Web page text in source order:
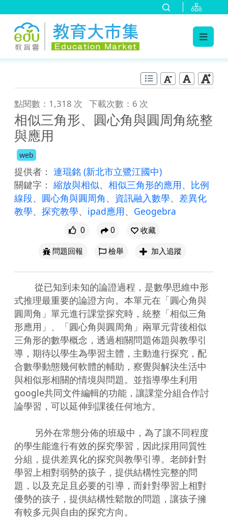
點閱數：1,318 次 下載次數：6 次
相似三角形、圓心角與圓周角統整
與應用
web
提供者： 連琨銘 (新北市立鷺江國中)
關鍵字： 縮放與相似、 相似三角形的應用、 比例
線段、 圓心角與圓周角 、 資訊融入數學、 差異化
教學、 探究教學、 ipad應用、 Geogebra
0 0
收藏
問題回報
檢舉 加入追蹤
式推理最重要的論證方向。本單元在「圓心角與
圓周角」單元進行課堂探究時，統整「相似三角
形應用」、「圓心角與圓周角」兩單元背後相似
三角形的數學概念，透過相關問題佈題與教學引
導，期待以學生為學習主體，主動進行探究，配
合數學動態幾何軟體的輔助，察覺與解決生活中
與相似形相關的情境與問題。並指導學生利用
google共同文件編輯的功能，讓課堂分組合作討
論學習，可以延伸到課後任何地方。
的學生能進行有效的探究學習，因此採用同質性
分組，提供差異化的探究與教學引導。老師針對
學習上相對弱勢的孩子，提供結構性完整的問
題，以及充足且必要的引導，而針對學習上相對
優勢的孩子，提供結構性鬆散的問題，讓孩子擁
有較多元與自由的探究方向。